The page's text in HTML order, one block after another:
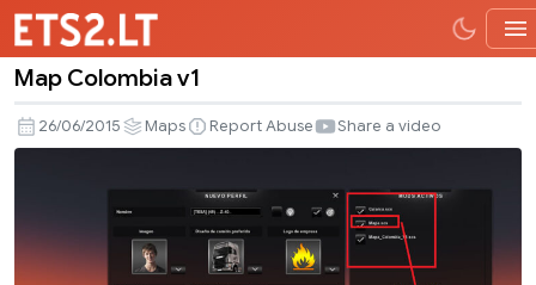
Map
Colombia
v1
Map Colombia v1
26/06/2015 Maps Report Abuse Share a video